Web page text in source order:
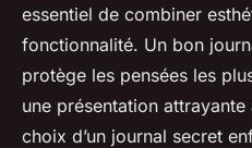
essentiel de combiner
fonctionnalité. Un bon
protège les pensées les
une présentation
choix d’un journal secret